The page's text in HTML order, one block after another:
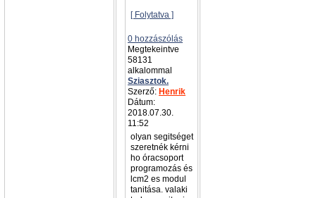
[ Folytatva ]
0 hozzászólás
Megtekeintve
58131
alkalommal
Sziasztok.
Szerző: Henrik
Dátum:
2018.07.30.
11:52
olyan segitséget
szeretnék kérni
ho óracsoport
programozás és
lcm2 es modul
tanitása. valaki